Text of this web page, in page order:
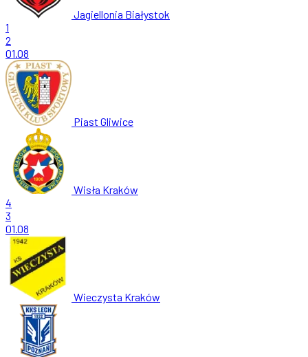
Jagiellonia Białystok
1
2
01.08
Piast Gliwice
Wisła Kraków
4
3
01.08
Wieczysta Kraków